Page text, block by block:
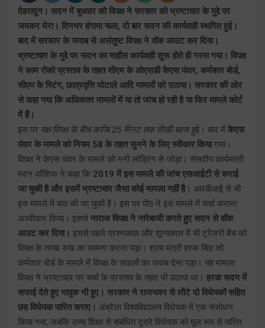
देहरादून। सदन में बुधवार को विपक्ष ने सरकार को भ्रष्टाचार के मुद्दे पर
जमकर घेरा। दिनभर हंगामा चला, दो बार सदन की कार्यवाही स्थगित हुई।
बाद में सरकार के जवाब से असंतुष्ट विपक्ष ने वॉक आउट कर दिया।
भ्रष्टाचार के मुद्दे पर सदन का माहौल कार्यवाही शुरू होते ही गरमा गया। विपक्ष
ने काम रोको प्रस्ताव के तहत सीएम के ओएसडी केएस पंवार, कर्मकार बोर्ड,
सीएम के स्टिंग, छात्रवृत्ति घोटाले आदि मामलों को उठाया। सरकार की ओर
से कहा गया कि अधिकतर मामलों में या तो जांच हो रही है या फिर मामले कोर्ट
में हैं।
इस पर पक्ष-विपक्ष के बीच करीब 25 मिनट तक तीखी बहस हुई। बाद में केएस
पंवार के मामले को नियम 58 के तहत सुनने के लिए स्वीकार कियागया।
विपक्ष ने केएस पंवार के मामले को मनी लांड्रिंग से जोड़ा। संसदीय कार्यमंत्री
मदन कौशिक ने कहा कि 2019 में इस मामले की जांच एसआईटी से कराई
जा चुकी है और इसमें भ्रष्टाचार जैसा कोई मामला नहीं है। आरबीआई से भी
इस मामले में बात की जा चुकी है। इस पर पीठ ने इस मामले में चर्चा कराना
अस्वीकार किया। इससे नाराज विपक्ष ने नारेबाजी करते हुए सदन से वॉक
आउट कर दिया। इससे पहले प्रश्नकाल और शून्यकाल में भी ट्रेजरी बैंच को
विपक्ष के तल्ख रुख का सामना करना पड़ा। श्रम मंत्री हरक सिंह को
कर्मकार बोर्ड के मामले में विपक्ष के सवालों का जवाब देना पड़ा। यह मामला
विपक्ष ने भ्रष्टाचार पर चर्चा के प्रस्ताव के तहत भी उठाया था। हरक सदन में
सफाई देते हुए भावुक भी हुए। सरकार ने राजभवन से लौटे दो विधेयकों सहित
छह विधेयक पारित कराए। अंब्रेला विश्वविद्यालय विधेयक में एक संसोधन
किया गया, जबकि उच्च शिक्षा से संबंधित दूसरे विधेयक को मूल रूप से पारित